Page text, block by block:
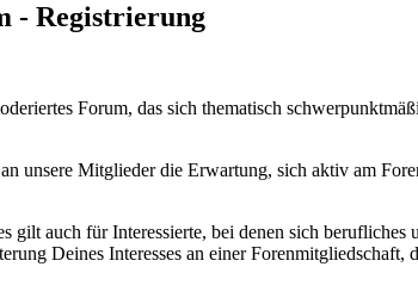
- Registrierung
Forum, das sich thematisch
unsere Mitglieder die Erwartung, sich aktiv am
gilt auch für Interessierte, bei denen sich
Deines Interesses an einer